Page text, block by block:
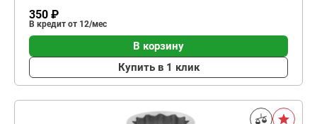
350 ₽
В кредит от 12/мес
В корзину
Купить в 1 клик